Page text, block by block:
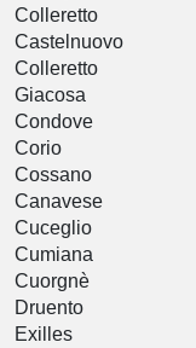
Colleretto
Castelnuovo
Colleretto
Giacosa
Condove
Corio
Cossano
Canavese
Cuceglio
Cumiana
Cuorgnè
Druento
Exilles